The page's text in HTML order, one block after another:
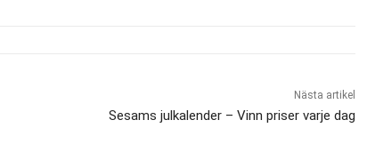
Nästa artikel
Sesams julkalender – Vinn priser varje dag